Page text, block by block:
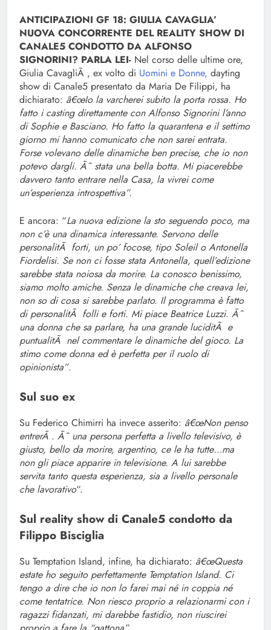
ANTICIPAZIONI GF 18: GIULIA CAVAGLIA’
NUOVA CONCORRENTE DEL REALITY SHOW DI
CANALE5 CONDOTTO DA ALFONSO
SIGNORINI? PARLA LEI- Nel corso delle ultime ore,
Giulia CavagliÃ , ex volto di Uomini e Donne, dayting
show di Canale5 presentato da Maria De Filippi, ha
dichiarato: â€œIo la varcherei subito la porta rossa. Ho
fatto i casting direttamente con Alfonso Signorini l’anno
di Sophie e Basciano. Ho fatto la quarantena e il settimo
giorno mi hanno comunicato che non sarei entrata.
Forse volevano delle dinamiche ben precise, che io non
potevo dargli. Ãˆ stata una bella botta. Mi piacerebbe
davvero tanto entrare nella Casa, la vivrei come
un’esperienza introspettiva”.
E ancora: “La nuova edizione la sto seguendo poco, ma
non c’è una dinamica interessante. Servono delle
personalitÃ forti, un po’ focose, tipo Soleil o Antonella
Fiordelisi. Se non ci fosse stata Antonella, quell’edizione
sarebbe stata noiosa da morire. La conosco benissimo,
siamo molto amiche. Senza le dinamiche che creava lei,
non so di cosa si sarebbe parlato. Il programma è fatto
di personalitÃ folli e forti. Mi piace Beatrice Luzzi. Ãˆ
una donna che sa parlare, ha una grande luciditÃ e
puntualitÃ nel commentare le dinamiche del gioco. La
stimo come donna ed è perfetta per il ruolo di
opinionista”.
Sul suo ex
Su Federico Chimirri ha invece asserito: â€œNon penso
entrerÃ . Ãˆ una persona perfetta a livello televisivo, è
giusto, bello da morire, argentino, ce le ha tutte…ma
non gli piace apparire in televisione. A lui sarebbe
servita tanto questa esperienza, sia a livello personale
che lavorativo“.
Sul reality show di Canale5 condotto da
Filippo Bisciglia
Su Temptation Island, infine, ha dichiarato: â€œQuesta
estate ho seguito perfettamente Temptation Island. Ci
tengo a dire che io non lo farei mai né in coppia né
come tentatrice. Non riesco proprio a relazionarmi con i
ragazzi fidanzati, mi darebbe fastidio, non riuscirei